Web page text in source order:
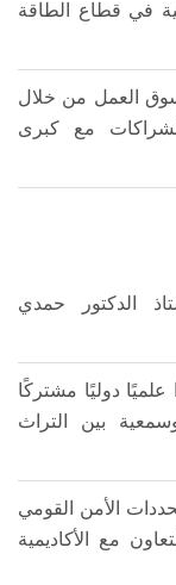
في قطاع الطاقة
العمل من خلال
مع كبرى
الدكتور حمدي
علميًا دوليًا مشتركًا
بين التراث
الأمن القومي
مع الأكاديمية